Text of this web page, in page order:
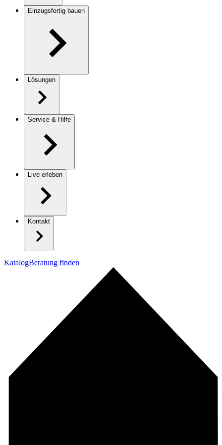
Einzugsfertig bauen
Lösungen
Service & Hilfe
Live erleben
Kontakt
KatalogBeratung finden